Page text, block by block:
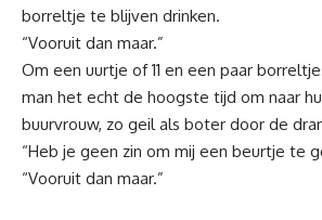
borreltje te blijven drinken.
“Vooruit dan maar.”
Om een uurtje of 11 en een paar
man het echt de hoogste tijd om naar
buurvrouw, zo geil als boter door de
“Heb je geen zin om mij een beurtje te
“Vooruit dan maar.”